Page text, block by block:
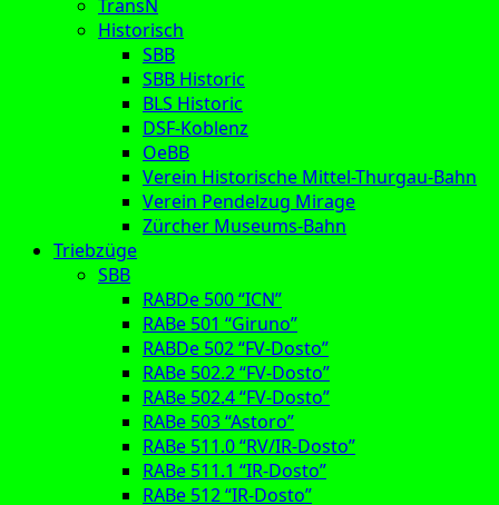
TransN
Historisch
SBB
SBB Historic
BLS Historic
DSF-Koblenz
OeBB
Verein Historische Mittel-Thurgau-Bahn
Verein Pendelzug Mirage
Zürcher Museums-Bahn
Triebzüge
SBB
RABDe 500 “ICN”
RABe 501 “Giruno”
RABDe 502 “FV-Dosto”
RABe 502.2 “FV-Dosto”
RABe 502.4 “FV-Dosto”
RABe 503 “Astoro”
RABe 511.0 “RV/IR-Dosto”
RABe 511.1 “IR-Dosto”
RABe 512 “IR-Dosto”